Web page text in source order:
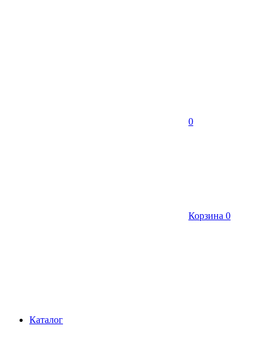
0
Корзина 0
Каталог